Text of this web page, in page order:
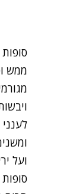
ממש
ועל